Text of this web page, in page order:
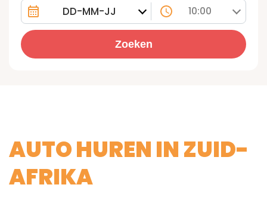
10:00
Zoeken
AUTO HUREN IN ZUID-
AFRIKA